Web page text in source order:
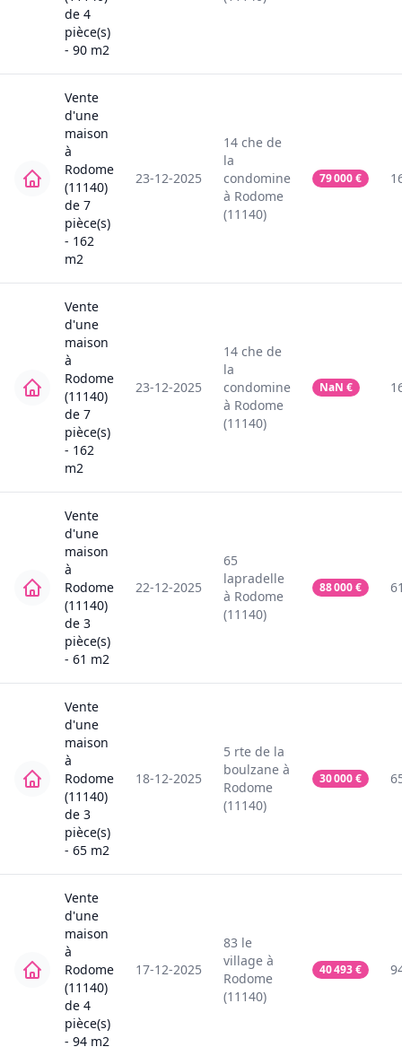
de 4
pièce(s)
- 90 m2
Vente
d'une
maison
à
Rodome
(11140)
de 7
pièce(s)
- 162
m2
23-12-2025
14 che de
la
condomine
à Rodome
(11140)
79 000€
Vente
d'une
maison
à
Rodome
(11140)
de 7
pièce(s)
- 162
m2
23-12-2025
14 che de
la
condomine
à Rodome
(11140)
NaN €
Vente
d'une
maison
à
Rodome
(11140)
de 3
pièce(s)
- 61 m2
22-12-2025
65
lapradelle
à Rodome
(11140)
88 000€
Vente
d'une
maison
à
Rodome
(11140)
de 3
pièce(s)
- 65 m2
18-12-2025
5 rte de la
boulzane à
Rodome
(11140)
30 000€
Vente
d'une
maison
à
Rodome
(11140)
de 4
pièce(s)
- 94 m2
17-12-2025
83 le
village à
Rodome
(11140)
40 493€